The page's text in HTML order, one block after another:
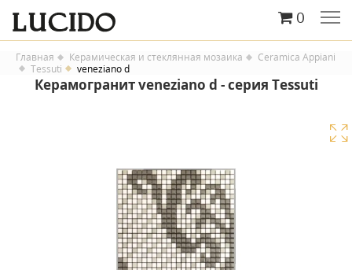
0
Главная Керамическая и стеклянная мозаика
Ceramica Appiani
Tessuti
veneziano d
Керамогранит veneziano d - серия Tessuti